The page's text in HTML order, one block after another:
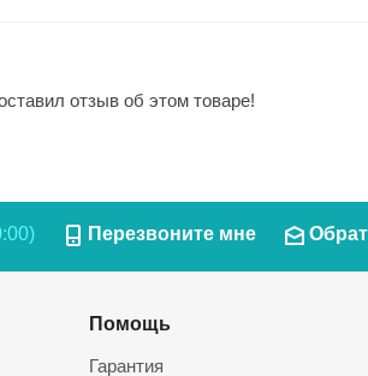
отзыв об этом товаре!
Перезвоните мне
Помощь
Гарантия